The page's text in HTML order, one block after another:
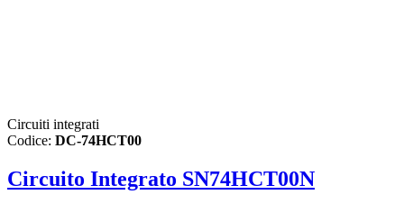
Circuiti integrati
Codice: DC-74HCT00
Circuito Integrato SN74HCT00N